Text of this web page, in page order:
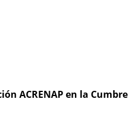
ACRENAP en la Cumbre